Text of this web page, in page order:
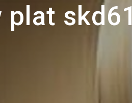
plat skd61